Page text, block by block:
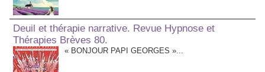
Deuil et thérapie narrative. Revue Hypnose et
Thérapies Brèves 80.
« BONJOUR PAPI GEORGES »...